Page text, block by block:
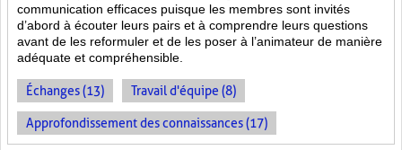
communication efficaces puisque les membres sont invités
d’abord à écouter leurs pairs et à comprendre leurs questions
avant de les reformuler et de les poser à l’animateur de manière
adéquate et compréhensible.
Échanges (13) Travail d'équipe (8)
Approfondissement des connaissances (17)